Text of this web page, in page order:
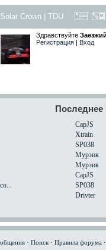
Solar Crown TDU
Здравствуйте Заезжий
Регистрация | Вход
CapJS
Xtrain
SP038
Мурзик
Мурзик
CapJS
SP038
Drivter
· Поиск · Правила форума ·